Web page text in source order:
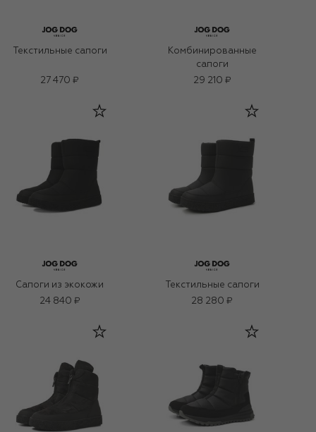
Текстильные сапоги
27 470 ₽
Комбинированные
сапоги
29 210 ₽
Сапоги из экокожи
24 840 ₽
Текстильные сапоги
28 280 ₽